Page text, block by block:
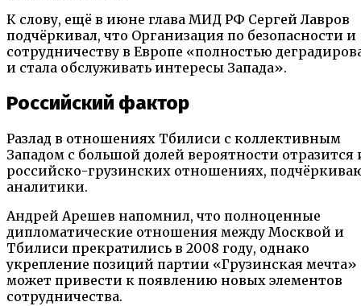
К слову, ещё в июне глава МИД РФ Сергей Лавров
подчёркивал, что Организация по безопасности и
сотрудничеству в Европе «полностью
и стала обслуживать интересы Запада».
Российский фактор
Разлад в отношениях Тбилиси с коллективным
Западом с большой долей вероятности отразится
российско-грузинских отношениях,
аналитики.
Андрей Арешев напомнил, что полноценные
дипломатические отношения между Москвой и
Тбилиси прекратились в 2008 году, однако
укрепление позиций партии «Грузинская мечта»
может привести к появлению новых элементов
сотрудничества.